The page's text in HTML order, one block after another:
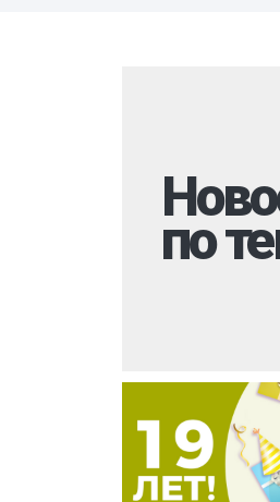
Гербицидная
Сверчки
Слепни
по